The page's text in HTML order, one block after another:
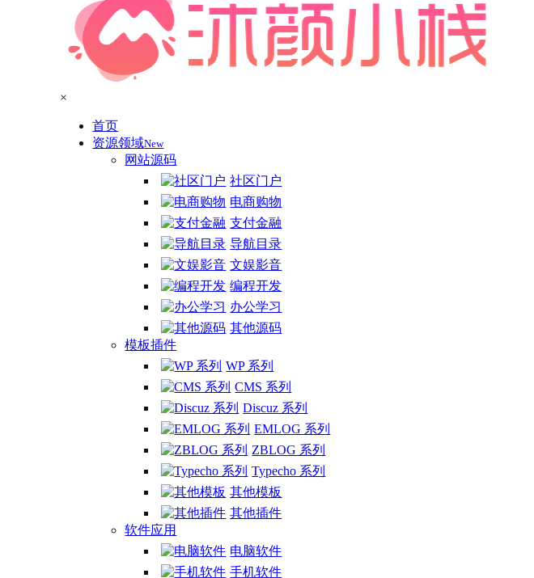
×
首页
资源领域New
网站源码
社区门户
电商购物
支付金融
导航目录
文娱影音
编程开发
办公学习
其他源码
模板插件
WP 系列
CMS 系列
Discuz 系列
EMLOG 系列
ZBLOG 系列
Typecho 系列
其他模板
其他插件
软件应用
电脑软件
手机软件